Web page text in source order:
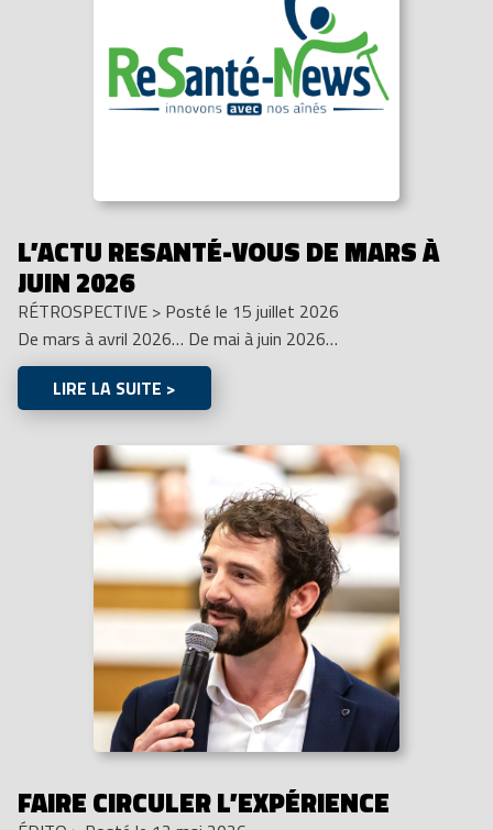
L’ACTU RESANTÉ-VOUS DE MARS À
JUIN 2026
RÉTROSPECTIVE > Posté le 15 juillet 2026
De mars à avril 2026… De mai à juin 2026…
LIRE LA SUITE >
FAIRE CIRCULER L’EXPÉRIENCE